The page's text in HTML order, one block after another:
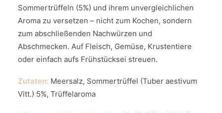
Sommertrüffeln (5%) und ihrem unvergleichlichen
Aroma zu versetzen – nicht zum Kochen, sondern
zum abschließenden Nachwürzen und
Abschmecken. Auf Fleisch, Gemüse, Krustentiere
oder einfach aufs Frühstücksei streuen.
Zutaten: Meersalz, Sommertrüffel (Tuber aestivum
Vitt.) 5%, Trüffelaroma